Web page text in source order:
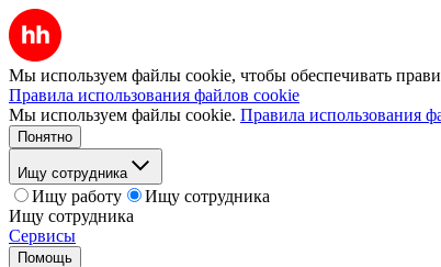
Мы используем файлы cookie, чтобы обеспечивать
Правила использования файлов cookie
Мы используем файлы cookie. Правила использования
Понятно
Ищу сотрудника
Ищу работу
Ищу сотрудника
Ищу сотрудника
Сервисы
Помощь